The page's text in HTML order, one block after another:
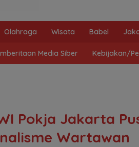
Olahraga Wisata Babel
Media Siber Kebijakan/
Pokja Jakarta
Wartawan